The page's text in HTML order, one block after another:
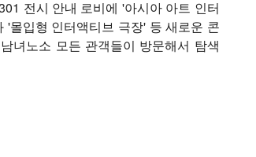
전시 안내 로비에 '아시아 아트 인터
몰입형 인터액티브 극장' 등 새로운 콘
녀노소 모든 관객들이 방문해서 탐색